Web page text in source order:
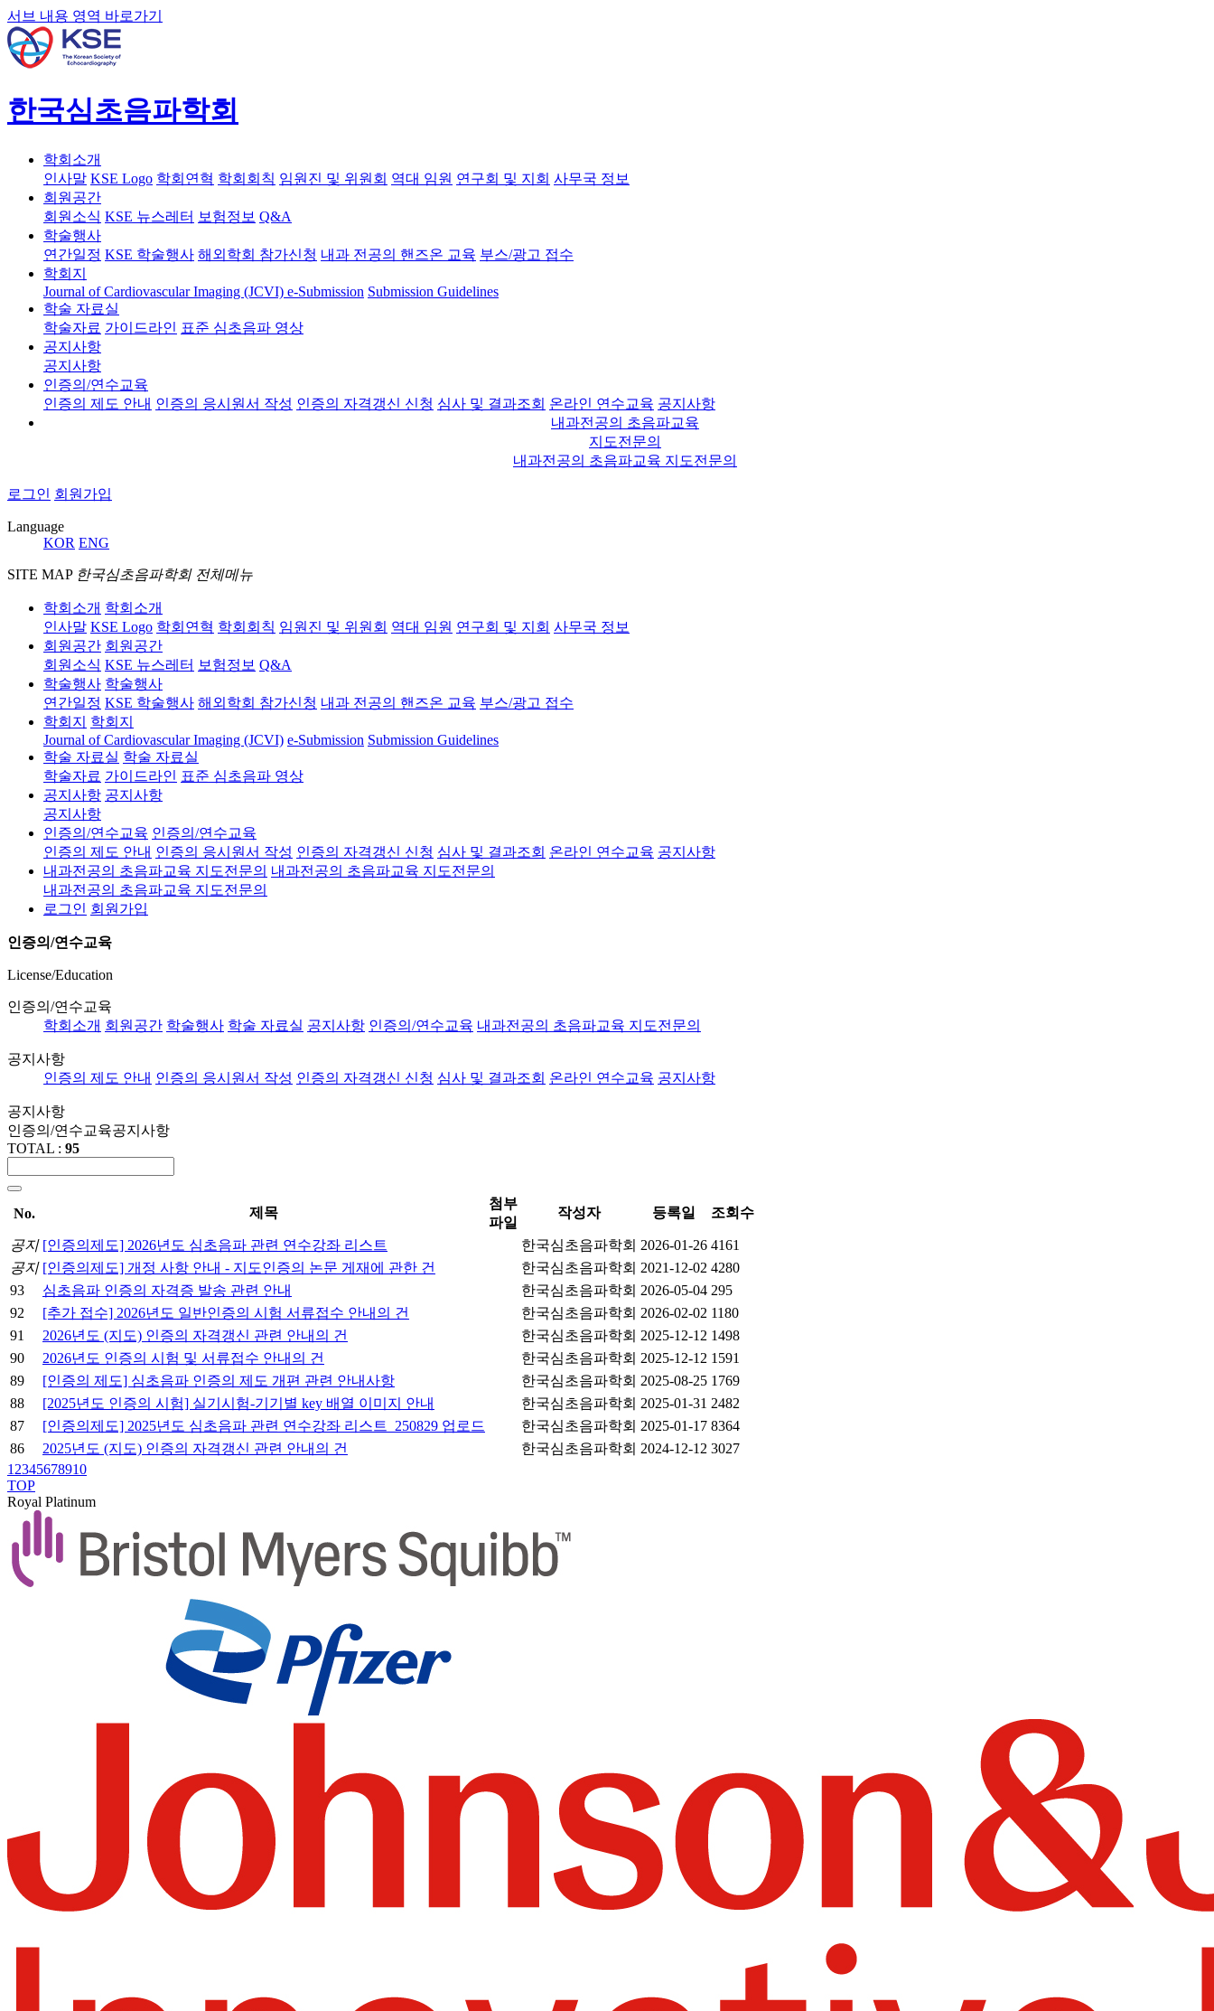
서브 내용 영역 바로가기
한국심초음파학회
학회소개
인사말 KSE Logo 학회연혁 학회회칙 임원진 및 위원회 역대 임원 연구회 및 지회 사무국 정보
회원공간
회원소식 KSE 뉴스레터 보험정보 Q&A
학술행사
연간일정 KSE 학술행사 해외학회 참가신청 내과 전공의 핸즈온 교육 부스/광고 접수
학회지
Journal of Cardiovascular Imaging (JCVI) e-Submission Submission Guidelines
학술 자료실
학술자료 가이드라인 표준 심초음파 영상
공지사항
공지사항
인증의/연수교육
인증의 제도 안내 인증의 응시원서 작성 인증의 자격갱신 신청 심사 및 결과조회 온라인 연수교육 공지사항
내과전공의 초음파교육
지도전문의
내과전공의 초음파교육 지도전문의
로그인 회원가입
Language
KOR ENG
SITE MAP 한국심초음파학회 전체메뉴
학회소개 학회소개
인사말 KSE Logo 학회연혁 학회회칙 임원진 및 위원회 역대 임원 연구회 및 지회 사무국 정보
회원공간 회원공간
회원소식 KSE 뉴스레터 보험정보 Q&A
학술행사 학술행사
연간일정 KSE 학술행사 해외학회 참가신청 내과 전공의 핸즈온 교육 부스/광고 접수
학회지
학회지
Journal of Cardiovascular Imaging (JCVI) e-Submission Submission Guidelines
학술 자료실 학술 자료실
학술자료 가이드라인 표준 심초음파 영상
공지사항 공지사항
공지사항
인증의/연수교육 인증의/연수교육
인증의 제도 안내 인증의 응시원서 작성 인증의 자격갱신 신청 심사 및 결과조회 온라인 연수교육 공지사항
내과전공의 초음파교육 지도전문의 내과전공의 초음파교육 지도전문의
내과전공의 초음파교육 지도전문의
로그인 회원가입
인증의/연수교육
License/Education
인증의/연수교육
학회소개 회원공간 학술행사 학술 자료실 공지사항 인증의/연수교육 내과전공의 초음파교육 지도전문의
공지사항
인증의 제도 안내 인증의 응시원서 작성 인증의 자격갱신 신청 심사 및 결과조회 온라인 연수교육 공지사항
공지사항
인증의/연수교육공지사항
TOTAL : 95
No. 제목
첨부
파일
작성자 등록일 조회수
공지 [인증의제도] 2026년도 심초음파 관련 연수강좌 리스트 한국심초음파학회 2026-01-26 4161
공지 [인증의제도] 개정 사항 안내 - 지도인증의 논문 게재에 관한 건 한국심초음파학회 2021-12-02 4280
93
심초음파 인증의 자격증 발송 관련 안내 한국심초음파학회 2026-05-04 295
92
[추가 접수] 2026년도 일반인증의 시험 서류접수 안내의 건 한국심초음파학회 2026-02-02 1180
91
2026년도 (지도) 인증의 자격갱신 관련 안내의 건 한국심초음파학회 2025-12-12 1498
90
2026년도 인증의 시험 및 서류접수 안내의 건 한국심초음파학회 2025-12-12 1591
89
[인증의 제도] 심초음파 인증의 제도 개편 관련 안내사항 한국심초음파학회 2025-08-25 1769
88
[2025년도 인증의 시험] 실기시험-기기별 key 배열 이미지 안내 한국심초음파학회 2025-01-31 2482
87
[인증의제도] 2025년도 심초음파 관련 연수강좌 리스트_250829 업로드 한국심초음파학회 2025-01-17 8364
86
2025년도 (지도) 인증의 자격갱신 관련 안내의 건 한국심초음파학회 2024-12-12 3027
1 2345678910
TOP
Royal Platinum